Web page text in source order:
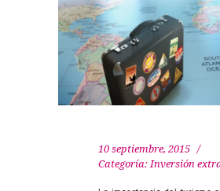
10 septiembre, 2015
Categoría: Inversión